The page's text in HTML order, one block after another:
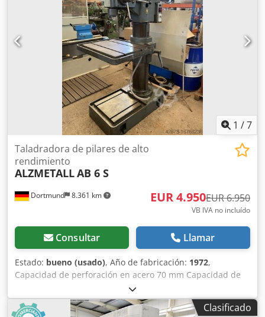
Con lámpara de máquina LED
1 /7
Dortmund 8.361 km
Taladradora de pilares de alto
rendimiento
ALZMETALLAB 6 S
EUR 4.950EUR 6.950
VB IVA no incluído
Consultar Llamar
Estado: bueno (usado), Año de fabricación: 1972,
Capacidad de perforación en acero 70 mm Capacidad de
taladrado en fundición 80 mm Soporte de husillo MK 5
Saliente del husillo 400 mm Carrera del husillo 240 mm
Diámetro de la columna 250 mm Rango de velocidad,Clasificado